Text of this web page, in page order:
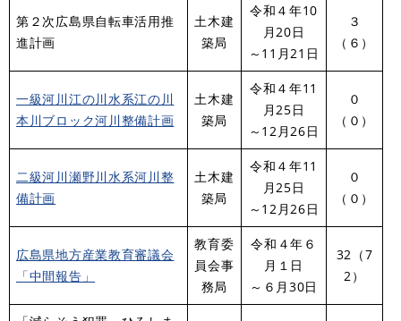
第２次広島県自転車活用推
進計画
土木建
築局
令和４年10
月20日
～11月21日
３
（６）
一級河川江の川水系江の川
本川ブロック河川整備計画
土木建
築局
令和４年11
月25日
～12月26日
０
（０）
二級河川瀬野川水系河川整
備計画
土木建
築局
令和４年11
月25日
～12月26日
０
（０）
広島県地方産業教育審議会
「中間報告」
教育委
員会事
務局
令和４年６
月１日
～６月30日
32（7
2）